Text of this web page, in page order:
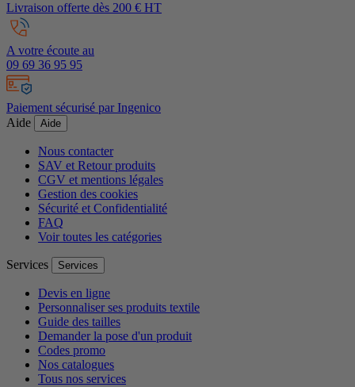
Livraison offerte dès 200 € HT
A votre écoute au
09 69 36 95 95
Paiement sécurisé par Ingenico
Aide
Aide
Nous contacter
SAV et Retour produits
CGV et mentions légales
Gestion des cookies
Sécurité et Confidentialité
FAQ
Voir toutes les catégories
Services Services
Devis en ligne
Personnaliser ses produits textile
Guide des tailles
Demander la pose d'un produit
Codes promo
Nos catalogues
Tous nos services